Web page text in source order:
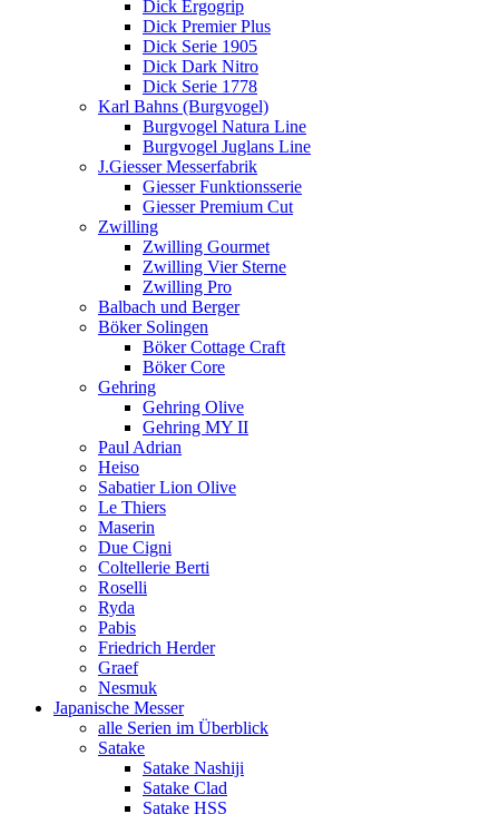
Dick Ergogrip
Dick Premier Plus
Dick Serie 1905
Dick Dark Nitro
Dick Serie 1778
Karl Bahns (Burgvogel)
Burgvogel Natura Line
Burgvogel Juglans Line
J.Giesser Messerfabrik
Giesser Funktionsserie
Giesser Premium Cut
Zwilling
Zwilling Gourmet
Zwilling Vier Sterne
Zwilling Pro
Balbach und Berger
Böker Solingen
Böker Cottage Craft
Böker Core
Gehring
Gehring Olive
Gehring MY II
Paul Adrian
Heiso
Sabatier Lion Olive
Le Thiers
Maserin
Due Cigni
Coltellerie Berti
Roselli
Ryda
Pabis
Friedrich Herder
Graef
Nesmuk
Japanische Messer
alle Serien im Überblick
Satake
Satake Nashiji
Satake Clad
Satake HSS